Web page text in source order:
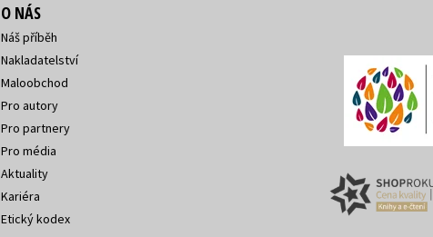
O NÁS
Náš příběh
Nakladatelství
Maloobchod
Pro autory
Pro partnery
Pro média
Aktuality
Kariéra
Etický kodex